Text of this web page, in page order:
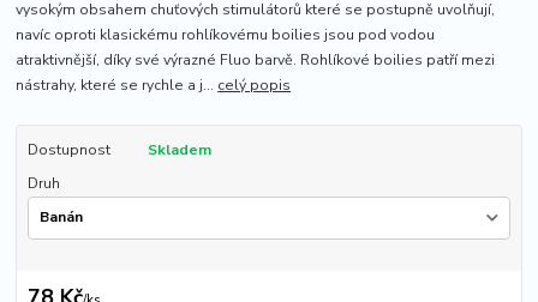
vysokým obsahem chuťových stimulátorů které se postupně uvolňují,
navíc oproti klasickému rohlíkovému boilies jsou pod vodou
atraktivnější, díky své výrazné Fluo barvě. Rohlíkové boilies patří mezi
nástrahy, které se rychle a j... celý popis
Dostupnost
Skladem
Druh